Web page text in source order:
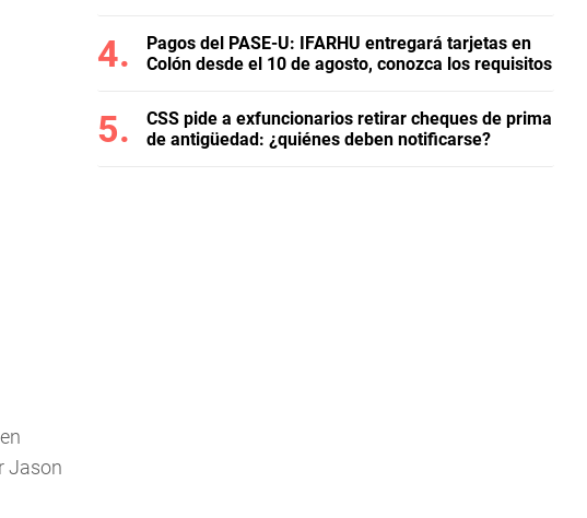
Jason
Pagos del PASE-U: IFARHU entregará tarjetas en
Colón desde el 10 de agosto, conozca los requisitos
CSS pide a exfuncionarios retirar cheques de prima
de antigüedad: ¿quiénes deben notificarse?